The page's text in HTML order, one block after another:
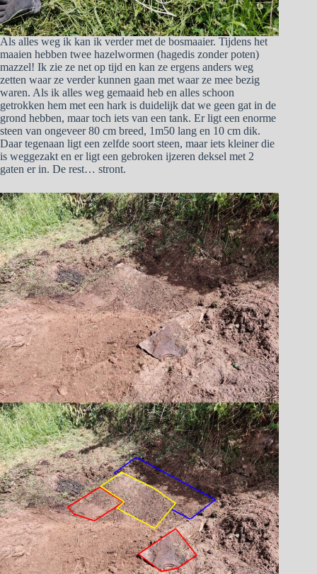
Als alles weg ik kan ik verder met de bosmaaier. Tijdens het
maaien hebben twee hazelwormen (hagedis zonder poten)
mazzel! Ik zie ze net op tijd en kan ze ergens anders weg
zetten waar ze verder kunnen gaan met waar ze mee bezig
waren. Als ik alles weg gemaaid heb en alles schoon
getrokken hem met een hark is duidelijk dat we geen gat in de
grond hebben, maar toch iets van een tank. Er ligt een enorme
steen van ongeveer 80 cm breed, 1m50 lang en 10 cm dik.
Daar tegenaan ligt een zelfde soort steen, maar iets kleiner die
is weggezakt en er ligt een gebroken ijzeren deksel met 2
gaten er in. De rest… stront.